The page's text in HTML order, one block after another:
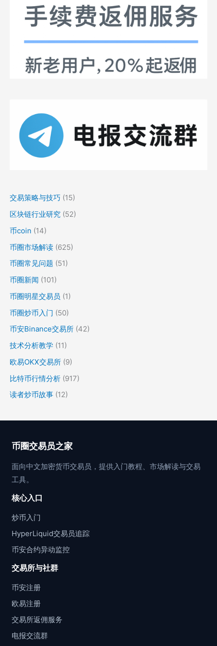
交易策略与技巧 (15)
区块链行业研究 (52)
币coin (14)
币圈市场解读 (625)
币圈常见问题 (51)
币圈新闻 (101)
币圈明星交易员 (1)
币圈炒币入门 (50)
币安Binance交易所 (42)
技术分析教学 (11)
欧易OKX交易所 (9)
比特币行情分析 (917)
读者炒币故事 (12)
币圈交易员之家
面向中文加密货币交易员，提供入门教程、市场解读与交易
工具。
核心入口
炒币入门
HyperLiquid交易员追踪
币安合约异动监控
交易所与社群
币安注册
欧易注册
交易所返佣服务
电报交流群